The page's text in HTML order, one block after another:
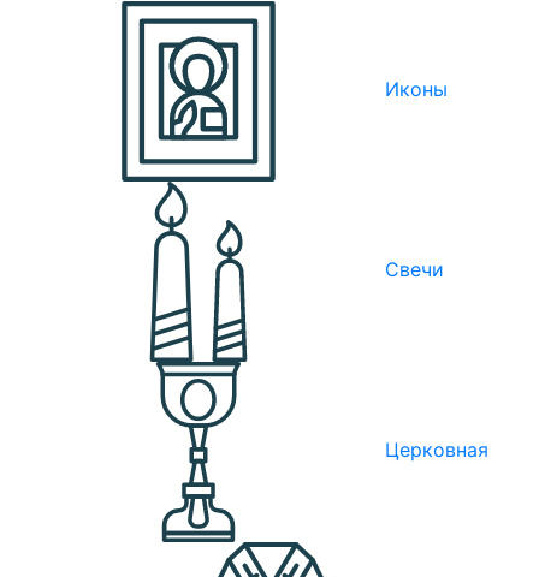
Иконы
Свечи
Церковная